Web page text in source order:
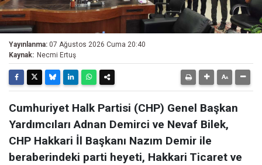
Yayınlanma: 07 Ağustos 2026 Cuma 20:40
Kaynak: Necmi Ertuş
Cumhuriyet Halk Partisi (CHP) Genel Başkan
Yardımcıları Adnan Demirci ve Nevaf Bilek,
CHP Hakkari İl Başkanı Nazım Demir ile
beraberindeki parti heyeti, Hakkari Ticaret ve